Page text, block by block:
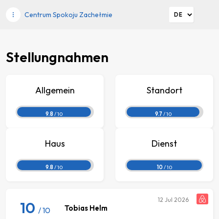
Centrum Spokoju Zachełmie
Stellungnahmen
Allgemein
9.8 / 10
Standort
9.7 / 10
Haus
9.8 / 10
Dienst
10/ 10
10 / 10 Tobias Helm
12 Jul 2026